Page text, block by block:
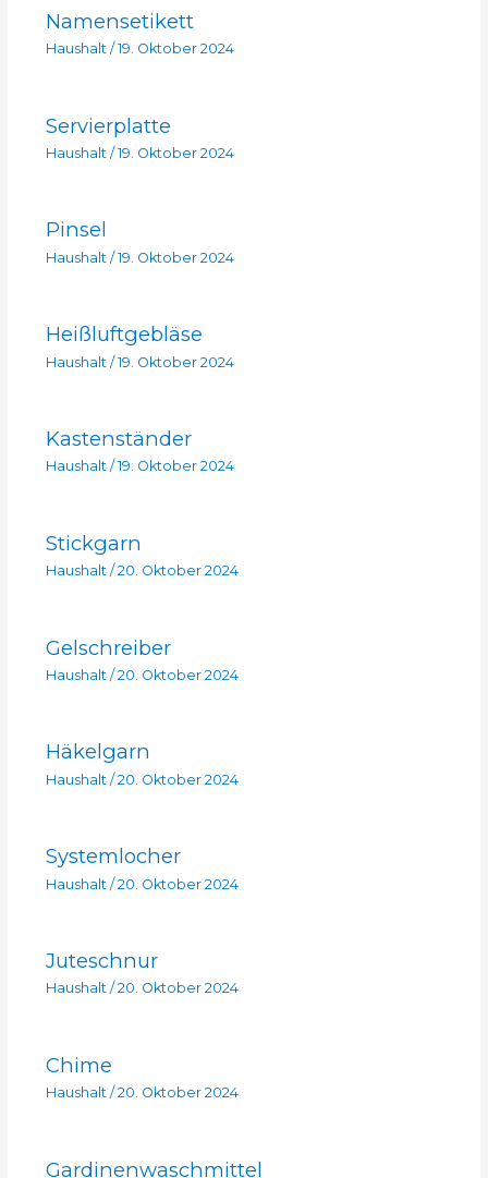
Namensetikett
Haushalt/ 19. Oktober 2024
Servierplatte
Haushalt / 19. Oktober 2024
Pinsel
Haushalt / 19. Oktober 2024
Heißluftgebläse
Haushalt /19. Oktober 2024
Kastenständer
Haushalt/ 19. Oktober 2024
Stickgarn
Haushalt/ 20. Oktober 2024
Gelschreiber
Haushalt/ 20. Oktober 2024
Häkelgarn
Haushalt / 20. Oktober 2024
Systemlocher
Haushalt /20. Oktober 2024
Juteschnur
Haushalt/ 20. Oktober 2024
Chime
Haushalt/ 20. Oktober 2024
Gardinenwaschmittel